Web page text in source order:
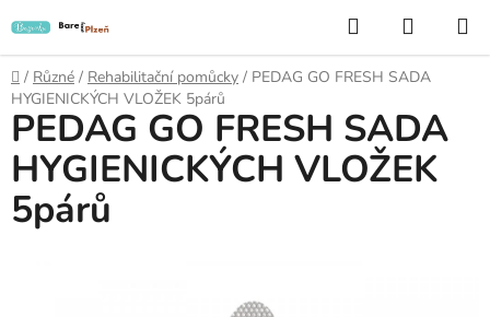
na
obsah
Hledat
KOŠÍK
Domů
/ Různé / Rehabilitační pomůcky / PEDAG GO FRESH SADA
HYGIENICKÝCH VLOŽEK 5párů
PEDAG GO FRESH SADA
HYGIENICKÝCH VLOŽEK
5párů